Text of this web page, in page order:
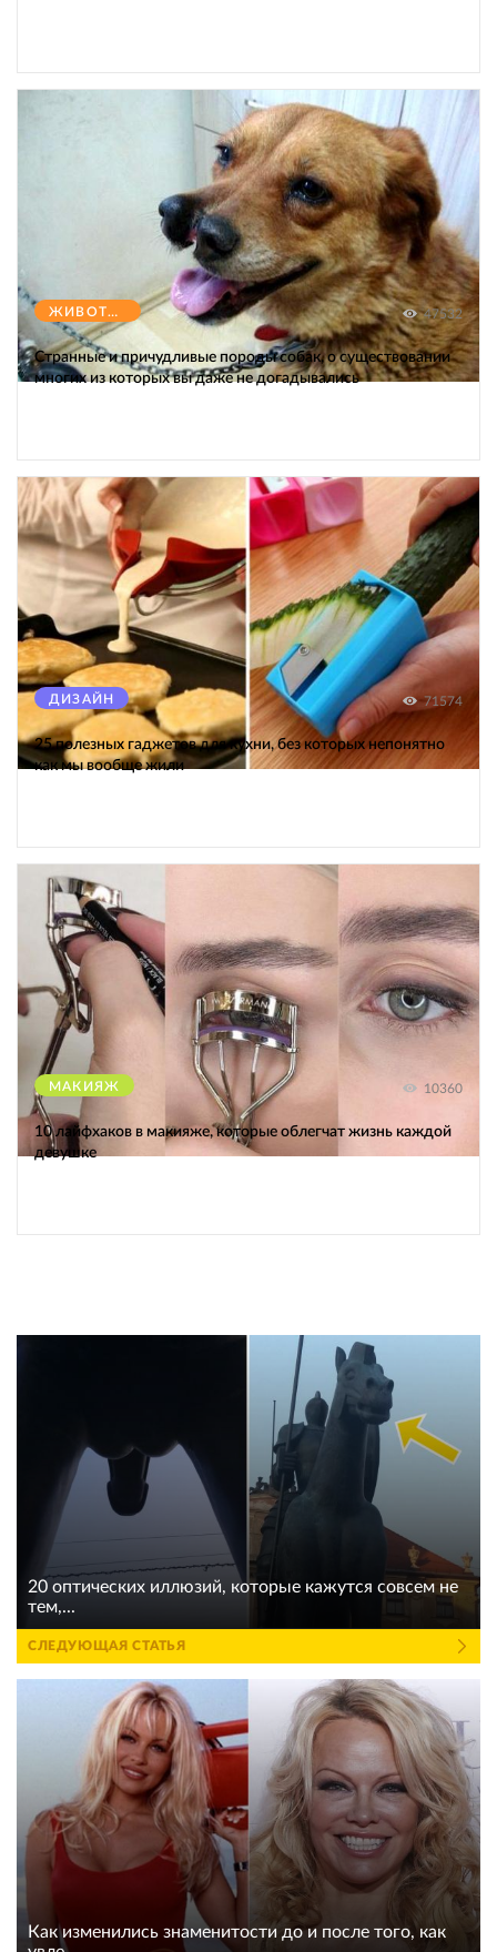
ЖИВОТНЫЕ 47532
Странные и причудливые породы собак, о существовании
многих из которых вы даже не догадывались
ДИЗАЙН 71574
25 полезных гаджетов для кухни, без которых непонятно
как мы вообще жили
МАКИЯЖ 10360
10 лайфхаков в макияже, которые облегчат жизнь каждой
девушке
20 оптических иллюзий, которые кажутся совсем не
тем,...
СЛЕДУЮЩАЯ СТАТЬЯ
Как изменились знаменитости до и после того, как